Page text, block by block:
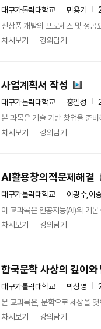
대구가톨릭대학교 민용기
신상품 개발의 프로세스 및 성
차시보기
강의담기
사업계획서 작성
대구가톨릭대학교 홍일성
본 과목은 기술 기반 창업을 준
차시보기
강의담기
AI활용창의적문제해결
대구가톨릭대학교
이광수,이
이 교과목은 인공지능(AI)의 기
차시보기
강의담기
한국문학 사상의 깊이와
대구가톨릭대학교 박상영
본 교과목은, 문학으로 세상을
차시보기
강의담기